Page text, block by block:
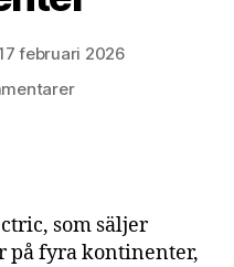
februari 2026
till
gränserna
för
som säljer
på fyra kontinenter,